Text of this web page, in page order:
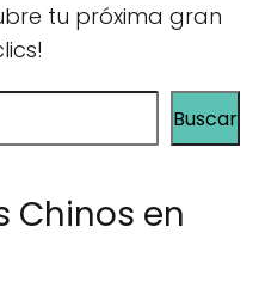
tu próxima gran
Buscar
Chinos en